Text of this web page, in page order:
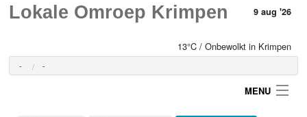
Lokale Omroep Krimpen 9 aug '26
13°C / Onbewolkt in Krimpen
- -
MENU